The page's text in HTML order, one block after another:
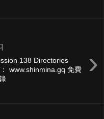
›
138 Directories
www.shinmina.gq 免費